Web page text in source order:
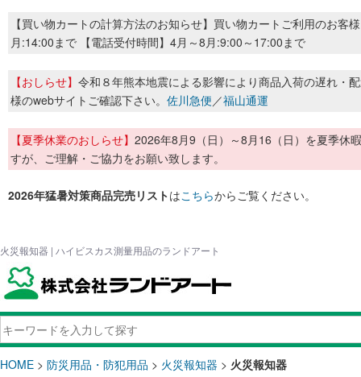
【買い物カートの計算方法のお知らせ】買い物カートご利用のお客
月:14:00まで 【電話受付時間】4月～8月:9:00～17:00まで
【おしらせ】 令和８年熊本地震による影響により商品入荷の遅れ・
様のwebサイトご確認下さい。 佐川急便／福山通運
【夏季休業のおしらせ】 2026年8月9（日）～8月16（日）を夏季休
すが、ご理解・ご協力をお願い致します。
2026年猛暑対策商品完売リストはこちらからご覧ください。
火災報知器 | ハイビスカス測量用品のランドアート
HOME > 防災用品・防犯用品 > 火災報知器 > 火災報知器